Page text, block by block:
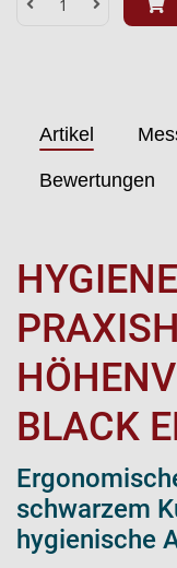
Artikel
Bewertungen
HYGIENE
BLACK
schwarzem
hygienische